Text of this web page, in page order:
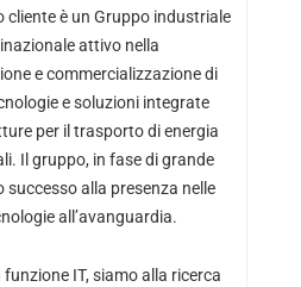
cliente è un Gruppo industriale
attivo nella
e commercializzazione di
e soluzioni integrate
per il trasporto di energia
Il gruppo, in fase di grande
successo alla presenza nelle
all’avanguardia.
IT, siamo alla ricerca